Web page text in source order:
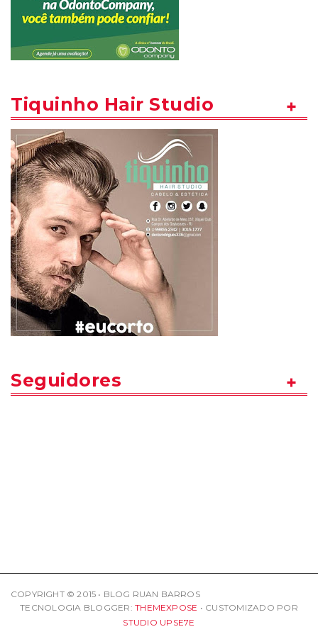
Tiquinho Hair Studio
Seguidores
COPYRIGHT © 2015 • BLOG RUAN BARROS
TECNOLOGIA BLOGGER:THEMEXPOSE • CUSTOMIZADO POR
STUDIO UPSE7E